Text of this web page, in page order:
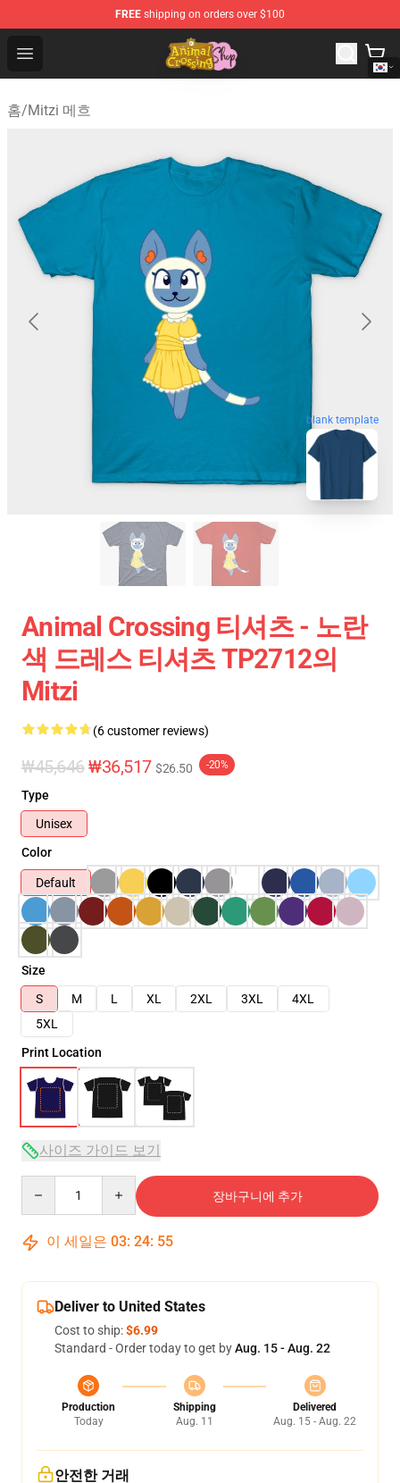
FREE shipping on orders over $100
Open menu
Animal Crossing Shop - Official Animal Crossing
홈/Mitzi 메흐
blank template
Animal Crossing 티셔츠 - 노란
색 드레스 티셔츠 TP2712의
Mitzi
(6 customer reviews)
₩45,646₩36,517 $26.50 -20%
Type
Unisex
Color
Default
Size
S
M L XL 2XL 3XL
4XL
5XL
Print Location
사이즈 가이드 보기
장바구니에 추가
이 세일은 03: 24: 54
Deliver to United States
Cost to ship:$6.99
Standard - Order today to get byAug. 15 - Aug. 22
Production
Today
Shipping
Aug. 11
Delivered
Aug. 15 - Aug. 22
안전한 거래